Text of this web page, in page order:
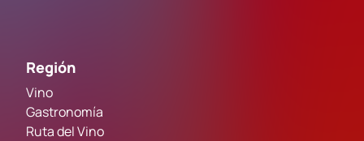
Región
Vino
Gastronomía
Ruta del Vino